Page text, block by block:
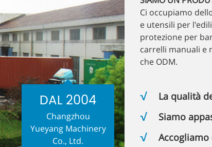
DAL 2004
Changzhou
Yueyang Machinery
Co., Ltd.
Ci occupiamo
e utensili per
protezione per
carrelli manuali e
che ODM.
La qualità
Siamo